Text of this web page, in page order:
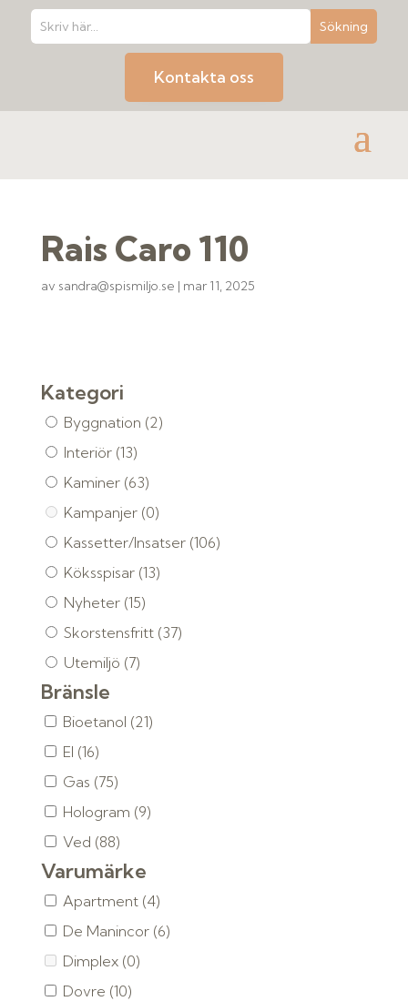
Kontakta oss
Rais Caro 110
av sandra@spismiljo.se | mar 11, 2025
Kategori
Byggnation (2)
Interiör (13)
Kaminer (63)
Kampanjer (0)
Kassetter/Insatser (106)
Köksspisar (13)
Nyheter (15)
Skorstensfritt (37)
Utemiljö (7)
Bränsle
Bioetanol (21)
El (16)
Gas (75)
Hologram (9)
Ved (88)
Varumärke
Apartment (4)
De Manincor (6)
Dimplex (0)
Dovre (10)